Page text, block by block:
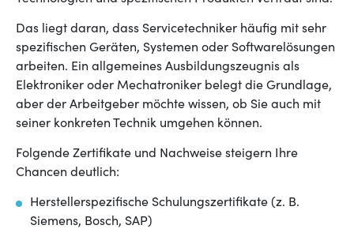
Das liegt daran, dass Servicetechniker häufig mit sehr
spezifischen Geräten, Systemen oder Softwarelösungen
arbeiten. Ein allgemeines Ausbildungszeugnis als
Elektroniker oder Mechatroniker belegt die Grundlage,
aber der Arbeitgeber möchte wissen, ob Sie auch mit
seiner konkreten Technik umgehen können.
Folgende Zertifikate und Nachweise steigern Ihre
Chancen deutlich:
Herstellerspezifische Schulungszertifikate (z. B.
Siemens, Bosch, SAP)